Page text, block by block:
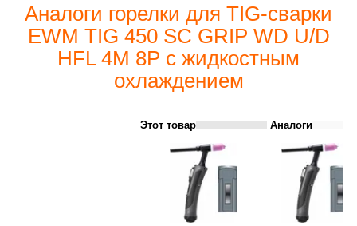
Аналоги горелки для TIG-сварки
EWM TIG 450 SC GRIP WD U/D
HFL 4M 8P c жидкостным
охлаждением
Этот товар Аналоги